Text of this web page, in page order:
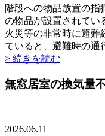
階段への物品放置の指
の物品が設置されてい
火災等の非常時に避難
ていると、避難時の通
> 続きを読む
無窓居室の換気量
2026.06.11